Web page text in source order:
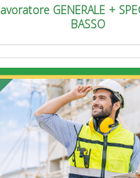
GENERALE +
BASSO